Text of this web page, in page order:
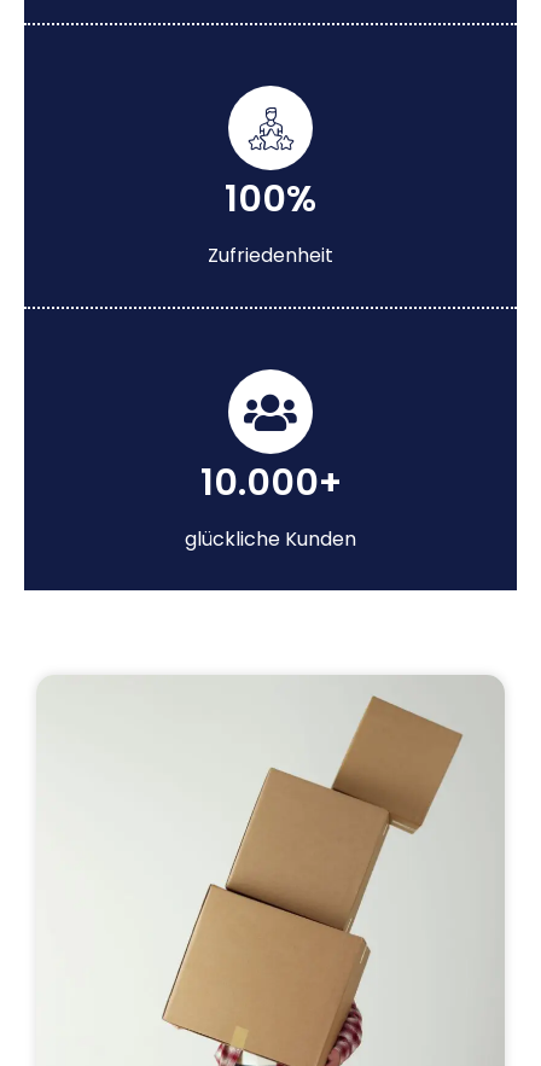
100%
Zufriedenheit
10.000+
glückliche Kunden